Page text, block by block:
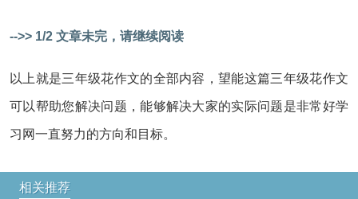
-->> 1/2 文章未完，请继续阅读
以上就是三年级花作文的全部内容，望能这篇三年级花作文
可以帮助您解决问题，能够解决大家的实际问题是非常好学
习网一直努力的方向和目标。
相关推荐